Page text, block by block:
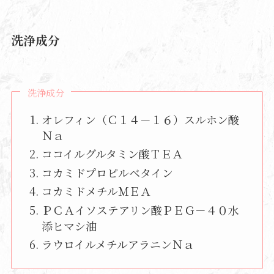
洗浄成分
洗浄成分
オレフィン（Ｃ１４－１６）スルホン酸
Ｎａ
ココイルグルタミン酸ＴＥＡ
コカミドプロピルベタイン
コカミドメチルＭＥＡ
ＰＣＡイソステアリン酸ＰＥＧ－４０水
添ヒマシ油
ラウロイルメチルアラニンＮａ